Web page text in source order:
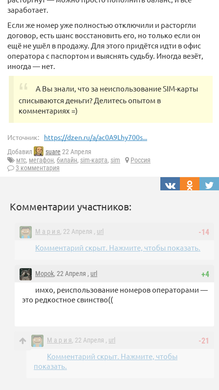
заработает.
Если же номер уже полностью отключили и расторгли
договор, есть шанс восстановить его, но только если он
ещё не ушёл в продажу. Для этого придётся идти в офис
оператора с паспортом и выяснять судьбу. Иногда везёт,
иногда — нет.
А Вы знали, что за неиспользование SIM-карты
списываются деньги? Делитесь опытом в
комментариях =)
Источник: https://dzen.ru/a/ac0A9Lhy700s...
Добавил suare 22 Апреля
мтс, мегафон, билайн, sim-карта, sim
Россия
3 комментария
Комментарии участников:
-14
М а р и я, 22 Апреля , url
Комментарий скрыт. Нажмите, чтобы показать.
+4
Mopok, 22 Апреля , url
имхо, реиспользование номеров операторами —
это редкостное свинство((
-21
М а р и я, 22 Апреля , url
Комментарий скрыт. Нажмите, чтобы
показать.